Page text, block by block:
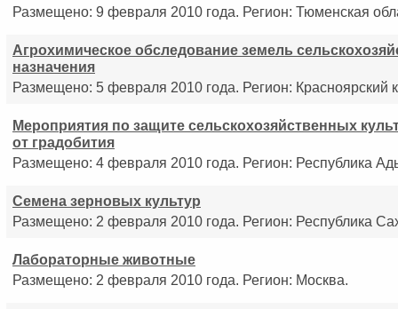
Размещено: 9 февраля 2010 года. Регион: Тюменская
Агрохимическое обследование земель
назначения
Размещено: 5 февраля 2010 года. Регион: Красноярский
Мероприятия по защите сельскохозяйственных
от градобития
Размещено: 4 февраля 2010 года. Регион: Республика
Семена зерновых культур
Размещено: 2 февраля 2010 года. Регион: Республика
Лабораторные животные
Размещено: 2 февраля 2010 года. Регион: Москва.